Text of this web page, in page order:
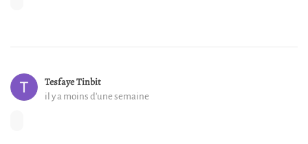
Tesfaye Tinbit
il y a moins d'une semaine